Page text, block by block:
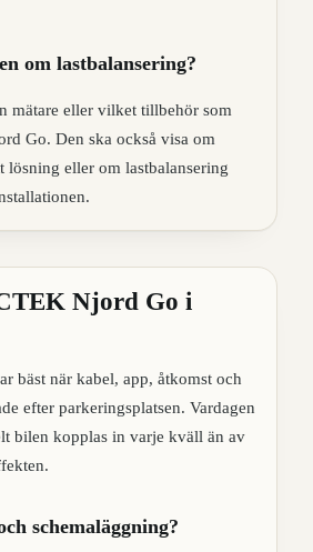
om lastbalansering?
mätare eller vilket tillbehör som
Go. Den ska också visa om
lösning eller om lastbalansering
Njord Go i
bäst när kabel, app, åtkomst och
efter parkeringsplatsen. Vardagen
bilen kopplas in varje kväll än av
schemaläggning?